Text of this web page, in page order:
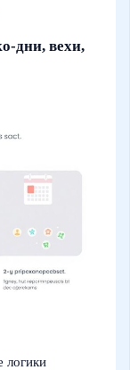
вехи,
логики